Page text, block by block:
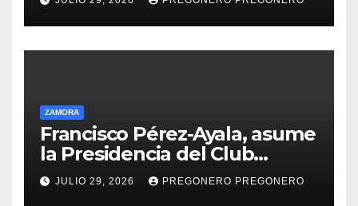
de Michoacán en 2027
ZAMORA
Francisco Pérez-Ayala, asume
la Presidencia del Club
Rotario Zamora Industrial,
para el periodo 2026–2027
JULIO 29, 2026 PREGONERO PREGONERO